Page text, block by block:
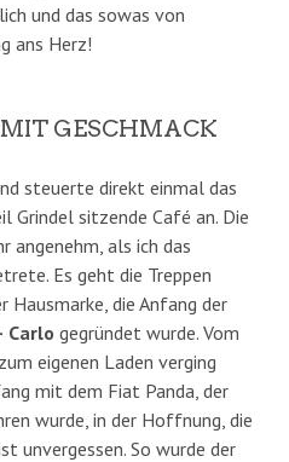
und das sowas von
ans Herz!
MIT GESCHMACK
steuerte direkt einmal das
Grindel sitzende Café an. Die
angenehm, als ich das
Es geht die Treppen
Hausmarke, die Anfang der
Carlo gegründet wurde. Vom
eigenen Laden verging
mit dem Fiat Panda, der
wurde, in der Hoffnung, die
unvergessen. So wurde der